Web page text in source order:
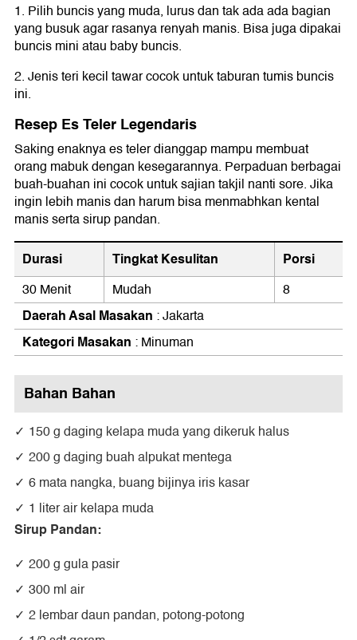
1. Pilih buncis yang muda, lurus dan tak ada ada bagian
yang busuk agar rasanya renyah manis. Bisa juga dipakai
buncis mini atau baby buncis.
2. Jenis teri kecil tawar cocok untuk taburan tumis buncis
ini.
Resep Es Teler Legendaris
Saking enaknya es teler dianggap mampu membuat
orang mabuk dengan kesegarannya. Perpaduan berbagai
buah-buahan ini cocok untuk sajian takjil nanti sore. Jika
ingin lebih manis dan harum bisa menmabhkan kental
manis serta sirup pandan.
Durasi Tingkat Kesulitan Porsi
30 Menit Mudah 8
Daerah Asal Masakan : Jakarta
Kategori Masakan : Minuman
Bahan Bahan
150 g daging kelapa muda yang dikeruk halus
200 g daging buah alpukat mentega
6 mata nangka, buang bijinya iris kasar
1 liter air kelapa muda
Sirup Pandan:
200 g gula pasir
300 ml air
2 lembar daun pandan, potong-potong